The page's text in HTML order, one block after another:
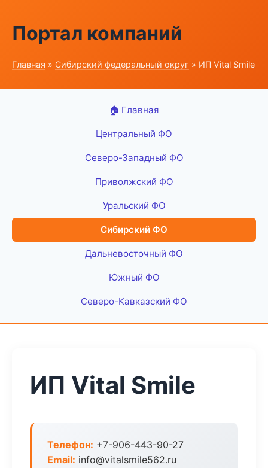
Портал компаний
Главная » Сибирский федеральный округ » ИП Vital Smile
🏠 Главная
Центральный ФО
Северо-Западный ФО
Приволжский ФО
Уральский ФО
Сибирский ФО
Дальневосточный ФО
Южный ФО
Северо-Кавказский ФО
ИП Vital Smile
Телефон: +7-906-443-90-27
Email: info@vitalsmile562.ru